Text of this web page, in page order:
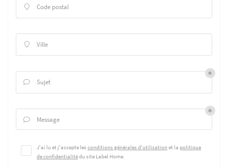
 Code postal
 Ville
 Sujet
 Message
J'ai lu et j'accepte les conditions générales d'utilisation et la politique
de confidentialitédu site Label Home.